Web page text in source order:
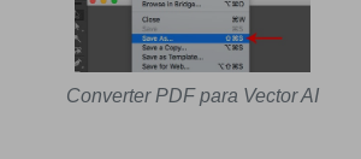
Converter PDF para Vector AI